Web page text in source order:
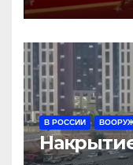
В РОССИИ